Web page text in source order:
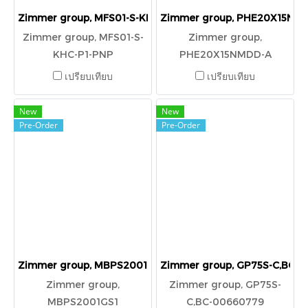
Zimmer group, MFS01-S-KHC-P1-PNP
Zimmer group, MFS01-S-
KHC-P1-PNP
เปรียบเทียบ
Zimmer group,
Zimmer group,
PHE20X15NMDD-A
เปรียบเทียบ
New
Pre-Order
Zimmer group, MBPS2001GS1
Zimmer group,
MBPS2001GS1
New
Pre-Order
Zimmer group, GP75S-C,BC-
Zimmer group, GP75S-
C,BC-00660779